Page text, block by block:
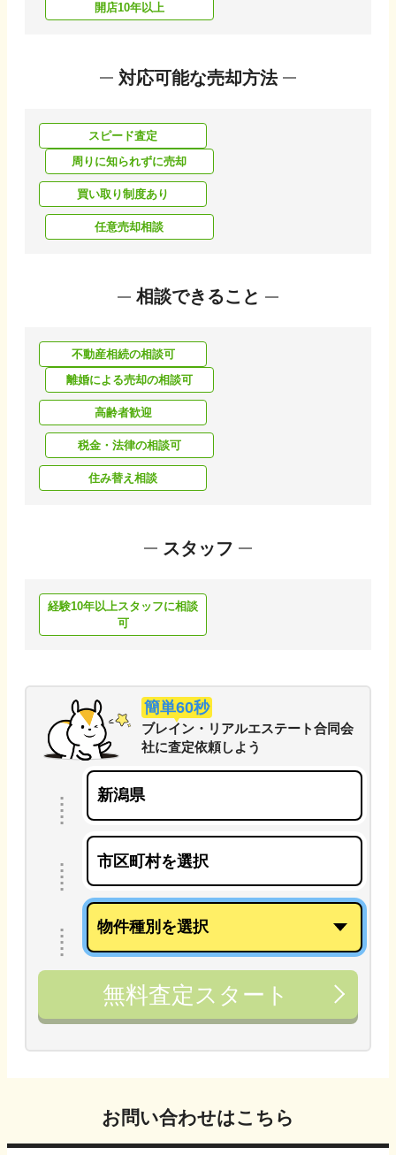
開店10年以上
対応可能な売却方法
スピード査定
周りに知られずに売却
買い取り制度あり
任意売却相談
相談できること
不動産相続の相談可
離婚による売却の相談可
高齢者歓迎
税金・法律の相談可
住み替え相談
スタッフ
経験10年以上スタッフに相談
可
簡単60秒
ブレイン・リアルエステート合同会
社に査定依頼しよう
無料査定スタート
お問い合わせはこちら